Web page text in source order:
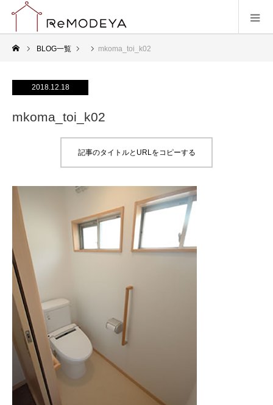
BLOG一覧 mkoma_toi_k02
2018.12.18
mkoma_toi_k02
記事のタイトルとURLをコピーする